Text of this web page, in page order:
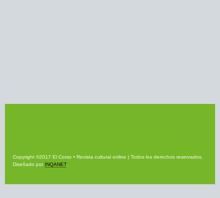
Copyright ©2017 El Corso • Revista cultural online | Todos los derechos reservados.
Diseñado por INQANET.